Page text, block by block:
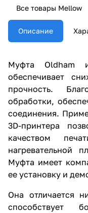
Все товары Mellow
Описание
Муфта Oldham
обеспечивает
прочность.
обработки,
соединения.
3D-принтера
качеством
нагревательной
Муфта имеет
ее установку и
Она отличается
способствует